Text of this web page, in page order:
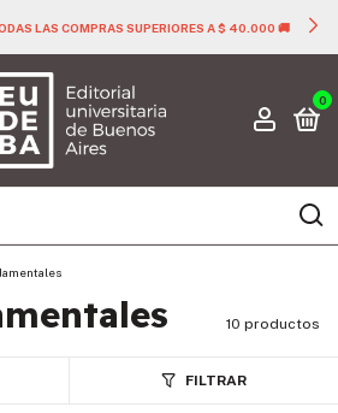
LAS COMPRAS SUPERIORES A $ 40.000 🚚
0
10 productos
FILTRAR